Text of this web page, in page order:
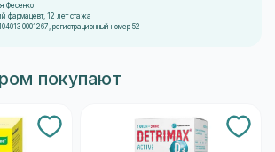
Фесенко
фармацевт, 12 лет стажа
0001267, регистрационный номер 52
покупают